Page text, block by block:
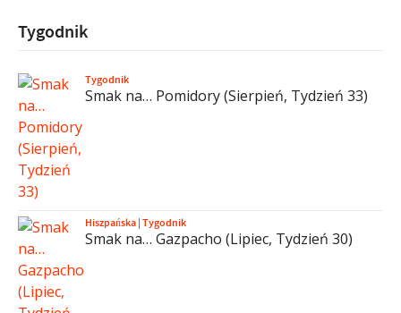
Tygodnik
Tygodnik
Smak na… Pomidory (Sierpień, Tydzień 33)
Hiszpańska|Tygodnik
Smak na… Gazpacho (Lipiec, Tydzień 30)